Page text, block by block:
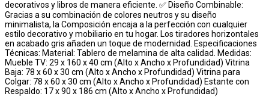
decorativos y libros de manera eficiente. ✅ Diseño Combinable:
Gracias a su combinación de colores neutros y su diseño
minimalista, la Composición encaja a la perfección con cualquier
estilo decorativo y mobiliario en tu hogar. Los tiradores horizontales
en acabado gris añaden un toque de modernidad. Especificaciones
Técnicas: Material: Tablero de melamina de alta calidad. Medidas:
Mueble TV: 29 x 160 x 40 cm (Alto x Ancho x Profundidad) Vitrina
Baja: 78 x 60 x 30 cm (Alto x Ancho x Profundidad) Vitrina para
Colgar: 78 x 60 x 30 cm (Alto x Ancho x Profundidad) Estante con
Respaldo: 17 x 90 x 186 cm (Alto x Ancho x Profundidad)